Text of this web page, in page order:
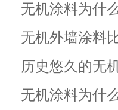
无机涂料为什
无机外墙涂料
历史悠久的无
无机涂料为什